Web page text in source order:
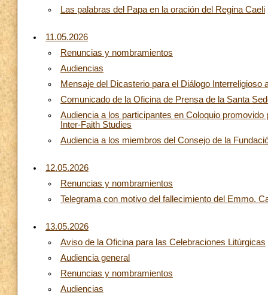
Las palabras del Papa en la oración del Regina Caeli
11.05.2026
Renuncias y nombramientos
Audiencias
Mensaje del Dicasterio para el Diálogo
Comunicado de la Oficina de Prensa de la Santa
Audiencia a los participantes en Coloquio
Inter-Faith Studies
Audiencia a los miembros del Consejo de la
12.05.2026
Renuncias y nombramientos
Telegrama con motivo del fallecimiento del Emmo.
13.05.2026
Aviso de la Oficina para las Celebraciones Litúrgicas
Audiencia general
Renuncias y nombramientos
Audiencias